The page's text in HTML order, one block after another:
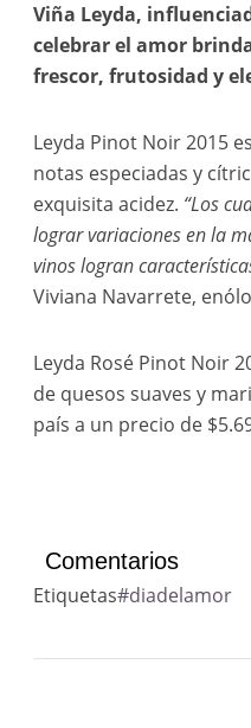
Viña Leyda,
celebrar el amor
frescor, frutosidad y
Leyda Pinot Noir 2015
notas especiadas y
exquisita acidez. “Los
lograr variaciones en la
vinos logran
Viviana Navarrete,
Leyda Rosé Pinot Noir
de quesos suaves y
país a un precio de
Comentarios
Etiquetas#diadelamor